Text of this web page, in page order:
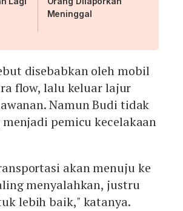
Meninggal
disebabkan oleh mobil
flow, lalu keluar lajur
Namun Budi tidak
pemicu kecelakaan
akan menuju ke
menyalahkan, justru
lebih baik," katanya.